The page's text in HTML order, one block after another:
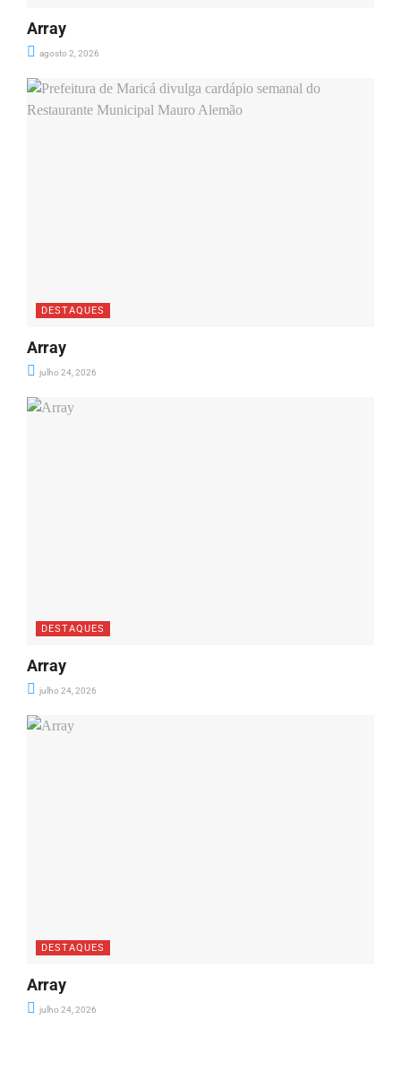
Array
agosto 2, 2026
DESTAQUES
Array
julho 24, 2026
DESTAQUES
Array
julho 24, 2026
DESTAQUES
Array
julho 24, 2026